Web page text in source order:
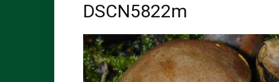
DSCN5822m